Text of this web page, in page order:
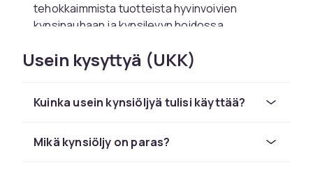
tehokkaimmista tuotteista hyvinvoivien
kynsinauhaan ja kynsilevyn hoidossa.
kynsilevyä, pehmentää kynsinauhat ja
ehkäisee ihon kuivumista ja halkeilua kynnen
eron kyntesi ulkonäköön ja terveyteen pitkällä
Kynsiöljy sisältää yleensä seoksen kasvisöljyjä,
Usein kysyttyä (UKK)
Kuinka usein kynsiöljyä tulisi käyttää?
Mikä kynsiöljy on paras?